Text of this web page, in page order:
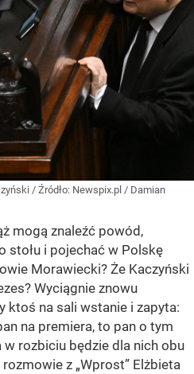
/ Źródło: Newspix.pl / Damian
mogą znaleźć powód,
stołu i pojechać w Polskę
Morawiecki? Że Kaczyński
Wyciągnie znowu
ktoś na sali wstanie i zapyta:
na premiera, to pan o tym
w rozbiciu będzie dla nich obu
z „Wprost” Elżbieta